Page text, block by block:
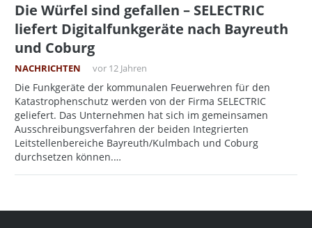
Die Würfel sind gefallen – SELECTRIC
liefert Digitalfunkgeräte nach Bayreuth
und Coburg
NACHRICHTEN vor 12 Jahren
Die Funkgeräte der kommunalen Feuerwehren für den
Katastrophenschutz werden von der Firma SELECTRIC
geliefert. Das Unternehmen hat sich im gemeinsamen
Ausschreibungsverfahren der beiden Integrierten
Leitstellenbereiche Bayreuth/Kulmbach und Coburg
durchsetzen können.…